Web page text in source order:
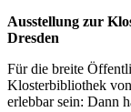
Ausstellung zur
Dresden
Für die breite
Klosterbibliothek
erlebbar sein: Dann